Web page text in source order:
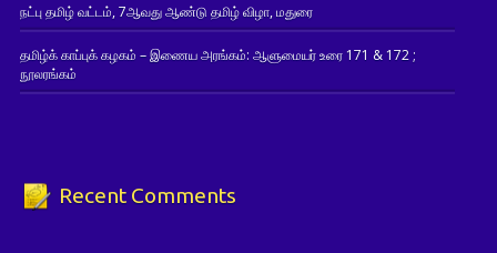
நட்பு தமிழ் வட்டம், 7ஆவது ஆண்டு தமிழ் விழா, மதுரை
தமிழ்க் காப்புக் கழகம் – இணைய அரங்கம்: ஆளுமையர் உரை 171 & 172 ;
நூலரங்கம்
Recent Comments